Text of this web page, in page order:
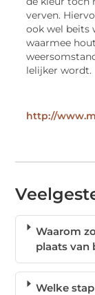
verven.
ook wel beits
waarmee
lelijker wordt.
http://
Waarom
plaats van
Welke